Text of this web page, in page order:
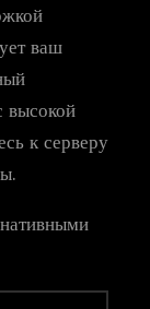
ваш
высокой
к серверу